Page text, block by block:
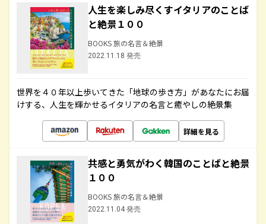
人生を楽しみ尽くすイタリアのことば
と絶景１００
BOOKS 旅の名言＆絶景
2022.11.18 発売
世界を４０年以上歩いてきた「地球の歩き方」があなたにお届
けする、人生を輝かせるイタリアの名言と癒やしの絶景集
詳細を見る
共感と勇気がわく韓国のことばと絶景
１００
BOOKS 旅の名言＆絶景
2022.11.04 発売